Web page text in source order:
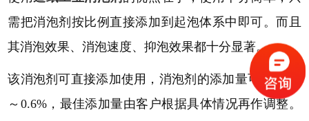
需把消泡剂按比例直接添加到起泡体系中即可。而且
其消泡效果、消泡速度、抑泡效果都十分显著。
该消泡剂可直接添加使用，消泡剂的添加量可为0.5‰
～0.6%，最佳添加量由客户根据具体情况再作调整。